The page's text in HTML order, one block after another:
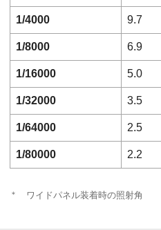
1/4000 9.7
1/8000 6.9
1/16000 5.0
1/32000 3.5
1/64000 2.5
1/80000 2.2
＊ ワイドパネル装着時の照射角